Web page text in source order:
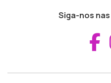
Siga-nos